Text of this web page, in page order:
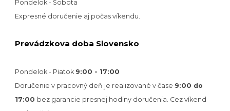
Pondelok - Sobota
Expresné doručenie aj počas víkendu.
Prevádzkova doba Slovensko
Pondelok - Piatok 9:00 - 17:00
Doručenie v pracovný deň je realizované v čase 9:00 do
17:00 bez garancie presnej hodiny doručenia. Cez víkend